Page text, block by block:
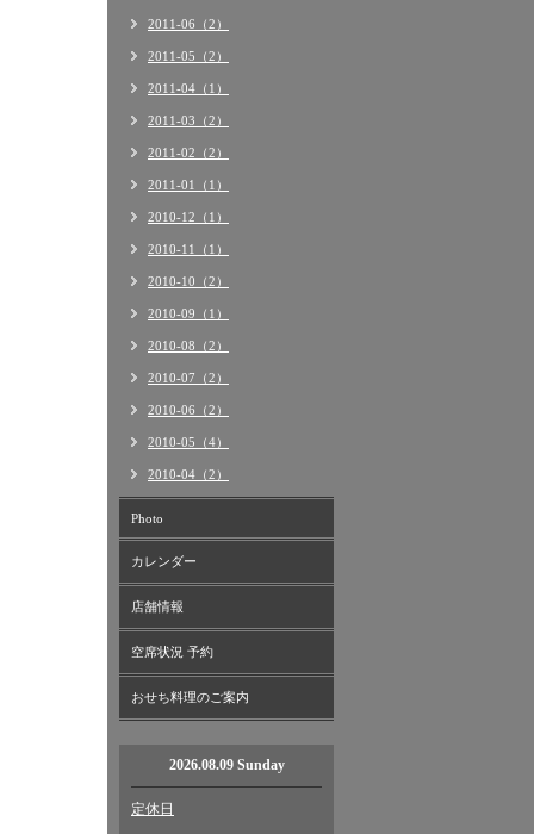
2011-06（2）
2011-05（2）
2011-04（1）
2011-03（2）
2011-02（2）
2011-01（1）
2010-12（1）
2010-11（1）
2010-10（2）
2010-09（1）
2010-08（2）
2010-07（2）
2010-06（2）
2010-05（4）
2010-04（2）
Photo
カレンダー
店舗情報
空席状況 予約
おせち料理のご案内
2026.08.09 Sunday
定休日